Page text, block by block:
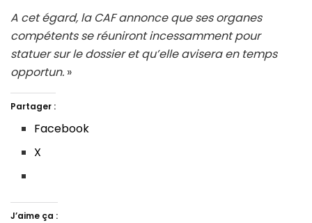
A cet égard, la CAF annonce que ses organes
compétents se réuniront incessamment pour
statuer sur le dossier et qu’elle avisera en temps
opportun. »
Partager :
Facebook
X
J’aime ça :